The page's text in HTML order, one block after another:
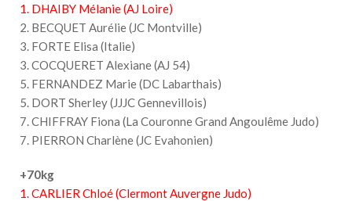
1. DHAIBY Mélanie (AJ Loire)
2. BECQUET Aurélie (JC Montville)
3. FORTE Elisa (Italie)
3. COCQUERET Alexiane (AJ 54)
5. FERNANDEZ Marie (DC Labarthais)
5. DORT Sherley (JJJC Gennevillois)
7. CHIFFRAY Fiona (La Couronne Grand Angoulême Judo)
7. PIERRON Charlène (JC Evahonien)
+70kg
1. CARLIER Chloé (Clermont Auvergne Judo)